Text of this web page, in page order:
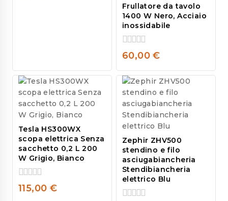
Frullatore da tavolo
1400 W Nero, Acciaio
inossidabile
0
of
5
60,00€
Tesla HS300WX
scopa elettrica Senza
sacchetto 0,2 L 200
W Grigio, Bianco
0
115,00 €
Zephir ZHV500
stendino e filo
asciugabiancheria
Stendibiancheria
elettrico Blu